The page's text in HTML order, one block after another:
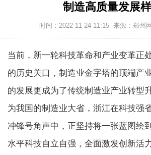
制造高质量发展
时间：2022-11-24 11:15 来源：郑州网
当前，新一轮科技革命和产业变革正
的历史关口，制造业金字塔的顶端
的发展更成为了传统制造业产业转型
为我国的制造业大省，浙江在科技强
冲锋号角声中，正坚持将一张蓝图绘
水平科技自立自强，全面激发创新活力